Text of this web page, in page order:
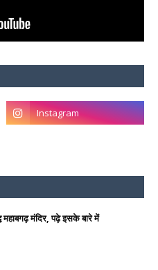
महाबगढ़ मंदिर, पढ़े इसके बारे में